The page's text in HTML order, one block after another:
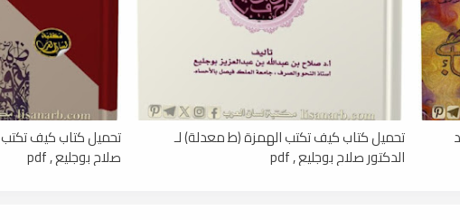
تحميل كتاب كيف تكتب الهمزة (ط معدلة) لـ
الدكتور صلاح بوجليع , pdf
تحميل كتاب كيف تكتب
صلاح بوجليع , pdf